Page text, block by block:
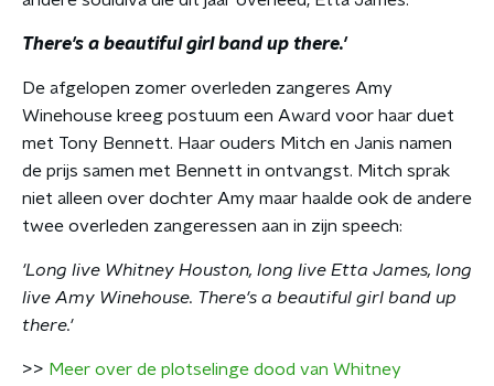
There's a beautiful girl band up there.'
De afgelopen zomer overleden zangeres Amy
Winehouse kreeg postuum een Award voor haar duet
met Tony Bennett. Haar ouders Mitch en Janis namen
de prijs samen met Bennett in ontvangst. Mitch sprak
niet alleen over dochter Amy maar haalde ook de andere
twee overleden zangeressen aan in zijn speech:
'Long live Whitney Houston, long live Etta James, long
live Amy Winehouse. There's a beautiful girl band up
there.'
>> Meer over de plotselinge dood van Whitney